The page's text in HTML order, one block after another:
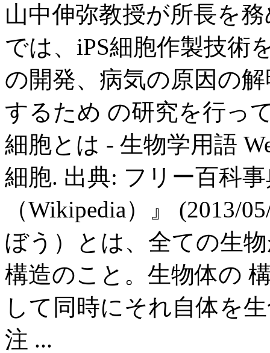
山中伸弥教授が所長を
では、iPS細胞作製技術
の開発、病気の原因の
するため の研究を行っ
細胞とは - 生物学用語
細胞. 出典: フリー百科
（Wikipedia）』 (2013/
ぼう）とは、全ての生
構造のこと。生物体の
して同時にそれ自体を
注 ...